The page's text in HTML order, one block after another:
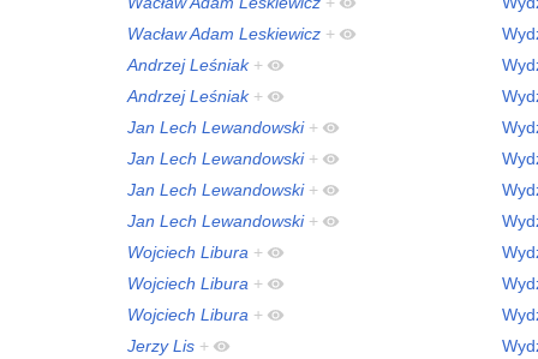
Wacław Adam Leskiewicz +
Andrzej Leśniak +
Andrzej Leśniak +
Jan Lech Lewandowski +
Jan Lech Lewandowski +
Jan Lech Lewandowski +
Jan Lech Lewandowski +
Wojciech Libura +
Wojciech Libura +
Wojciech Libura +
Jerzy Lis +